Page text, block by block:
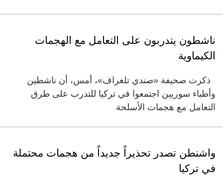
ناشطون يتدربون على التعامل مع الهجمات
الكيماوية
ذكرت صحيفة «صندي تلغراف»، أمس، أن ناشطين
وأطباء سوريين اجتمعوا في تركيا للتدرب على طرق
التعامل مع هجمات الأسلحة
واشنطن تصدر تحذيراً جديداً من هجمات محتملة
في تركيا